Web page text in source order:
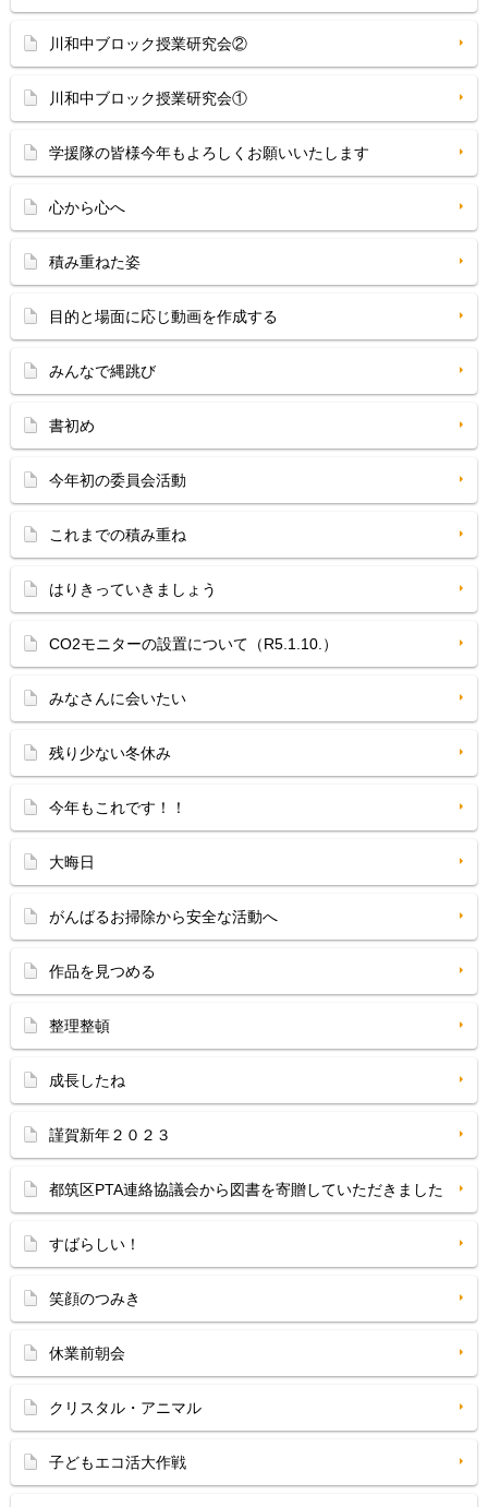
川和中ブロック授業研究会②
川和中ブロック授業研究会①
学援隊の皆様今年もよろしくお願いいたします
心から心へ
積み重ねた姿
目的と場面に応じ動画を作成する
みんなで縄跳び
書初め
今年初の委員会活動
これまでの積み重ね
はりきっていきましょう
CO2モニターの設置について（R5.1.10.）
みなさんに会いたい
残り少ない冬休み
今年もこれです！！
大晦日
がんばるお掃除から安全な活動へ
作品を見つめる
整理整頓
成長したね
謹賀新年２０２３
都筑区PTA連絡協議会から図書を寄贈していただきました
すばらしい！
笑顔のつみき
休業前朝会
クリスタル・アニマル
子どもエコ活大作戦